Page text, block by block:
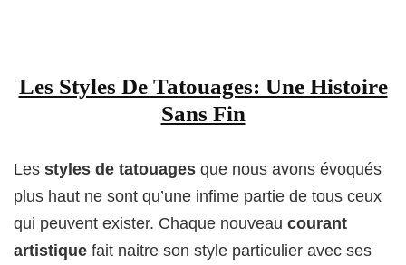
Les Styles De Tatouages: Une Histoire
Sans Fin
Les styles de tatouages que nous avons évoqués
plus haut ne sont qu’une infime partie de tous ceux
qui peuvent exister. Chaque nouveau courant
artistique fait naitre son style particulier avec ses